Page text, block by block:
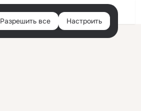
Войти
Разрешить все Настроить